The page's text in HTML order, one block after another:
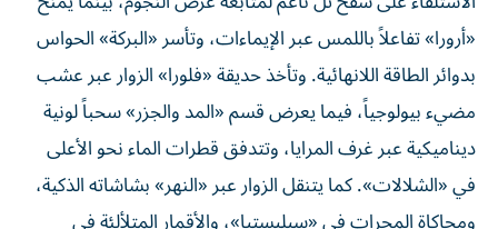
«أرورا» تفاعلاً باللمس عبر الإيماءات، وتأسر «البركة» الحواس
بدوائر الطاقة اللانهائية. وتأخذ حديقة «فلورا» الزوار عبر عشب
مضيء بيولوجياً، فيما يعرض قسم «المد والجزر» سحباً لونية
ديناميكية عبر غرف المرايا، وتتدفق قطرات الماء نحو الأعلى
في «الشلالات». كما يتنقل الزوار عبر «النهر» بشاشاته الذكية،